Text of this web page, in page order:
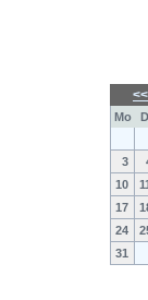
Mo
3
10
17
24
31